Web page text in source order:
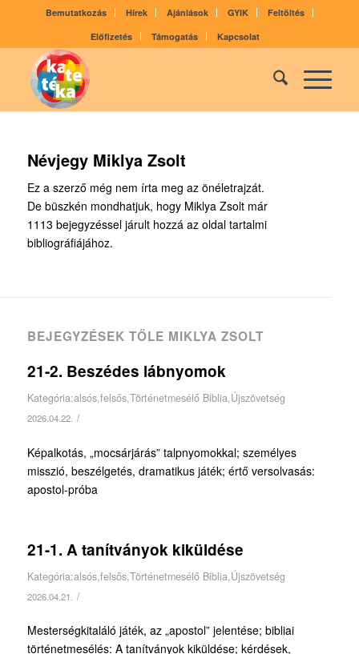
Bemutatkozás Hírek Ajánlások GYIK
Feltöltés
Előfizetés
Támogatás Kapcsolat
Névjegy Miklya Zsolt
Ez a szerző még nem írta meg az önéletrajzát.
De büszkén mondhatjuk, hogy Miklya Zsoltmár
1113 bejegyzéssel járult hozzá az oldal tartalmi
bibliográfiájához.
BEJEGYZÉSEK TŐLE MIKLYA ZSOLT
21-2. Beszédes lábnyomok
Kategória:alsós,felsős,Történetmesélő Biblia,Újszövetség
2026.04.22. /
Képalkotás, „mocsárjárás” talpnyomokkal; személyes
misszió, beszélgetés, dramatikus játék; értő versolvasás:
apostol-próba
21-1. A tanítványok kiküldése
Kategória:alsós,felsős,Történetmesélő Biblia,Újszövetség
2026.04.21. /
Mesterségkitaláló játék, az „apostol” jelentése; bibliai
történetmesélés: A tanítványok kiküldése; kérdések,